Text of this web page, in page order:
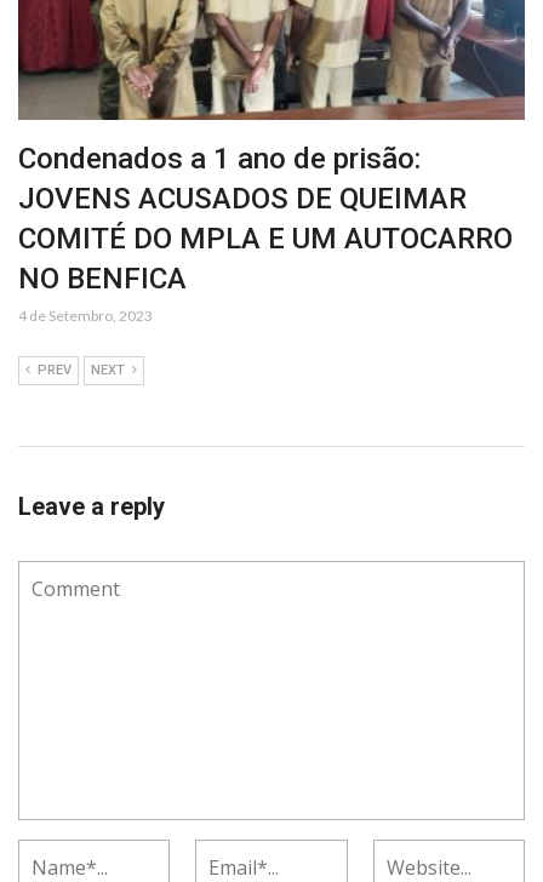
Condenados a 1 ano de prisão:
JOVENS ACUSADOS DE QUEIMAR
COMITÉ DO MPLA E UM AUTOCARRO
NO BENFICA
4 de Setembro, 2023
PREV NEXT
Leave a reply